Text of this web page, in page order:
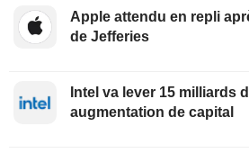
Apple attendu en repli
de Jefferies
Intel va lever 15 milliards
augmentation de capital